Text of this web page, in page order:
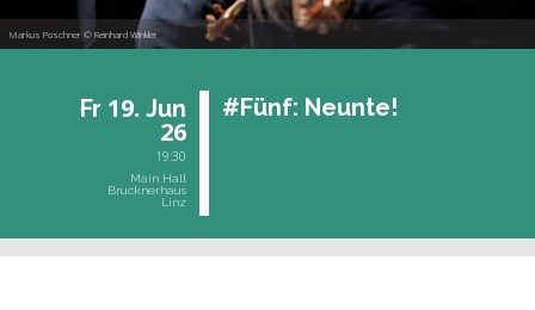
Markus Poschner © Reinhard Winkler
Fr 19. Jun
26
19:30
Main Hall
Brucknerhaus
Linz
#Fünf: Neun­te!